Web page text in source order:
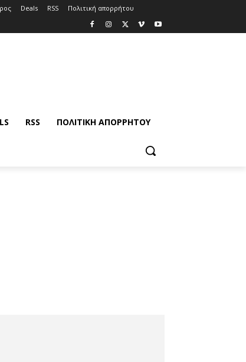
Deals RSS Πολιτική απορρήτου
RSS ΠΟΛΙΤΙΚΉ ΑΠΟΡΡΉΤΟΥ